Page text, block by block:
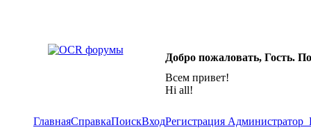
Добро пожаловать, Гость.
Всем привет!
Hi all!
ГлавнаяСправкаПоискВходРегистрация Администратор